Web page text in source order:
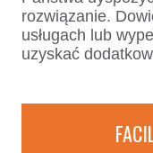
rozwiązanie.
usługach lub
uzyskać